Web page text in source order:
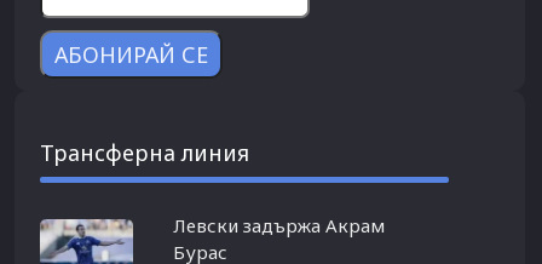
Трансферна линия
Левски задържа Акрам
Бурас